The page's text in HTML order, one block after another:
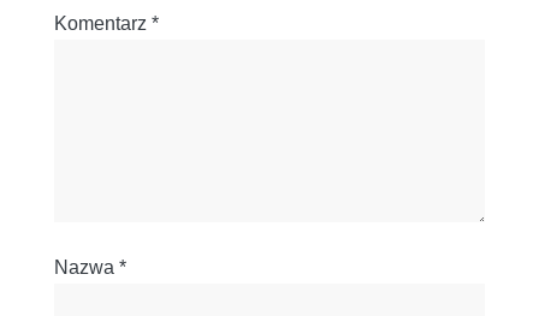
Komentarz *
Nazwa *